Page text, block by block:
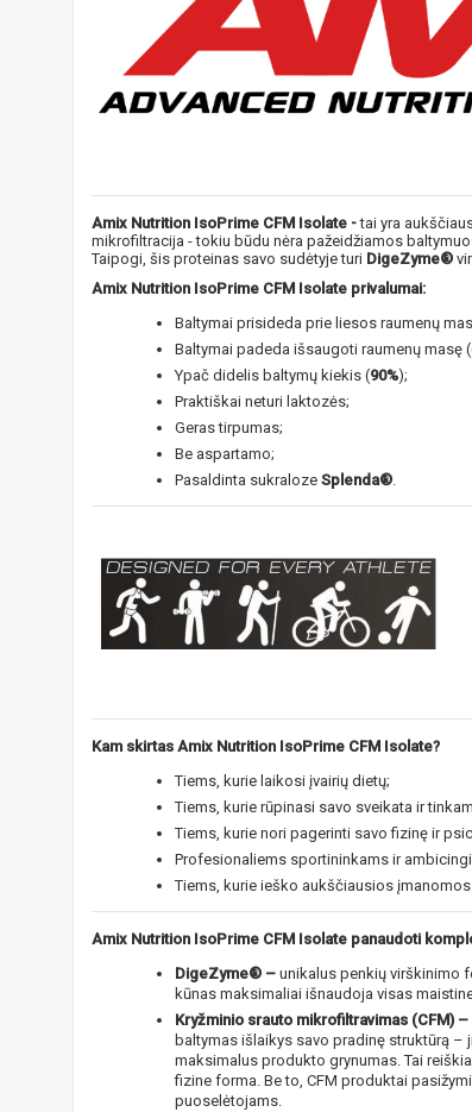
Amix Nutrition IsoPrime CFM Isolate -tai yra
mikrofiltracija - tokiu būdu nėra pažeidžiamos
Taipogi, šis proteinas savo sudėtyje turi DigeZyme®
Amix Nutrition IsoPrime CFM Isolate privalumai:
Baltymai prisideda prie liesos raumenų
Baltymai padeda išsaugoti raumenų masę
Ypač didelis baltymų kiekis (90%);
Praktiškai neturi laktozės;
Geras tirpumas;
Be aspartamo;
Pasaldinta sukraloze Splenda®.
Kam skirtas Amix Nutrition IsoPrime CFM Isolate?
Tiems, kurie laikosi įvairių dietų;
Tiems, kurie rūpinasi savo sveikata ir
Tiems, kurie nori pagerinti savo fizinę ir
Profesionaliems sportininkams ir
Tiems, kurie ieško aukščiausios
Amix Nutrition IsoPrime CFM Isolate panaudoti
DigeZyme® – unikalus penkių virškinimo
kūnas maksimaliai išnaudoja visas
Kryžminio srauto mikrofiltravimas (CFM) –
baltymas išlaikys savo pradinę struktūrą
maksimalus produkto grynumas. Tai
fizine forma. Be to, CFM produktai
puoselėtojams.